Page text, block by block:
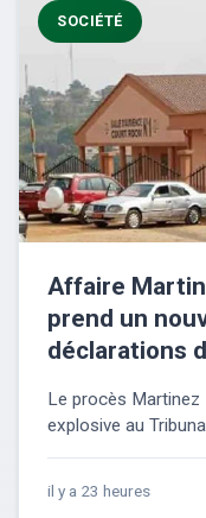
SOCIÉTÉ
Affaire
prend un
déclarations
Le procès Martinez
explosive au
il y a 23 heures